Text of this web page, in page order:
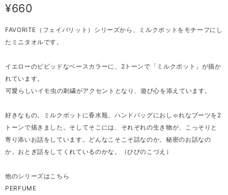
¥660
FAVORITE（フェイバリット）シリーズから、ミルクポットをモチーフにし
たミニタオルです。
イエローのビビッドなベースカラーに、2トーンで「ミルクポット」が描か
れています。
⁡可愛らしいイモ虫の刺繍がアクセントとなり、遊び心を添えています。
好きなもの。ミルクポットに香水瓶、ハンドバッグにおしゃれなブーツを2
トーンで描きました。そしてそこには、それぞれの生き物が、こっそりと
寄り添いお話をしています。どんなこそこそ話なのか。秘密のお話なの
か。おとぎ話をしてくれているのかな。（ひびのこづえ）
他のシリーズはこちら
PERFUME